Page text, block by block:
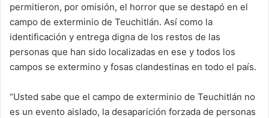
permitieron, por omisión, el horror que se destapó en el
campo de exterminio de Teuchitlán. Así como la
identificación y entrega digna de los restos de las
personas que han sido localizadas en ese y todos los
campos se extermino y fosas clandestinas en todo el país.
“Usted sabe que el campo de exterminio de Teuchitlán no
es un evento aislado, la desaparición forzada de personas